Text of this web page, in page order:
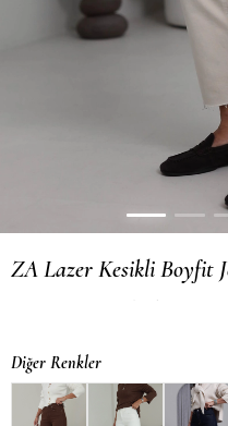
ZA Lazer Kesikli Boyfit
Diğer Renkler